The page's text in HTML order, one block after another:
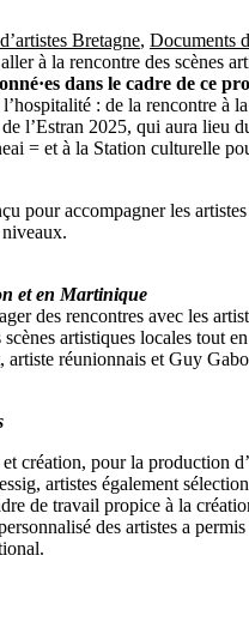
Bretagne, Documents
aller à la rencontre des scènes
dans le cadre de ce
: de la rencontre
l’Estran 2025, qui aura lieu
= et à la Station culturelle
pour accompagner les
et en Martinique
des rencontres avec les
artistiques locales tout
réunionnais et Guy
création, pour la production
artistes également
de travail propice à la
des artistes a